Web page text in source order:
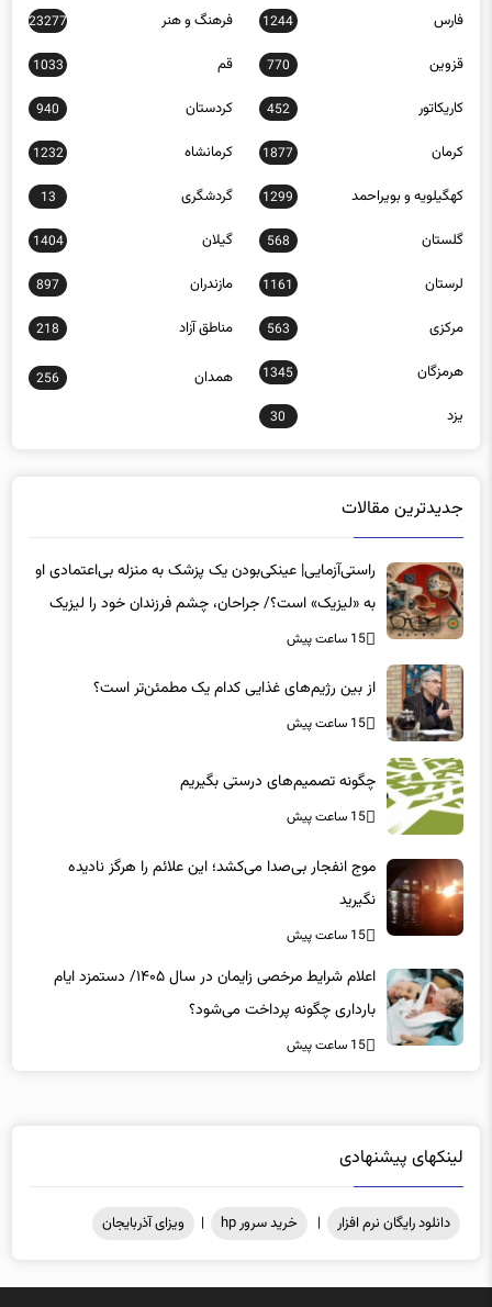
قزوین 770 قم 1033
کاریکاتور 452 کردستان 940
کرمان 1877 کرمانشاه 1232
کهگیلویه و بویراحمد 1299 گردشگری 13
گلستان 568 گیلان 1404
لرستان 1161 مازندران 897
مرکزی 563 مناطق آزاد 218
هرمزگان 1345
256
یزد 30
راستی‌آزمایی| عینکی‌بودن یک پزشک به منزله بی‌اعتمادی او
به «لیزیک» است؟/ جراحان، چشم فرزندان خود را لیزیک
می‌کنند؟
15 ساعت پیش
15 ساعت پیش
15 ساعت پیش
نگیرید
15 ساعت پیش
بارداری چگونه پرداخت می‌شود؟
15 ساعت پیش
دانلود رایگان نرم افزار
کلیه حقوق مادی و معنوی محفوظ میباشد .@2025